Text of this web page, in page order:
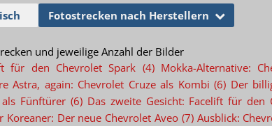
Fotostrecken nach Herstellern
und jeweilige Anzahl der Bilder
für den Chevrolet Spark (4) Mokka-Alternative:
Astra, again: Chevrolet Cruze als Kombi (6) Der
als Fünftürer (6) Das zweite Gesicht: Facelift für den
Koreaner: Der neue Chevrolet Aveo (7) Ausblick: